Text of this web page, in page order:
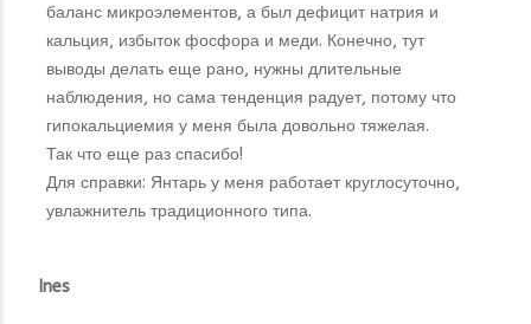
баланс микроэлементов, а был дефицит натрия и
кальция, избыток фосфора и меди. Конечно, тут
выводы делать еще рано, нужны длительные
наблюдения, но сама тенденция радует, потому что
гипокальциемия у меня была довольно тяжелая.
Так что еще раз спасибо!
Для справки: Янтарь у меня работает круглосуточно,
увлажнитель традиционного типа.
Ines